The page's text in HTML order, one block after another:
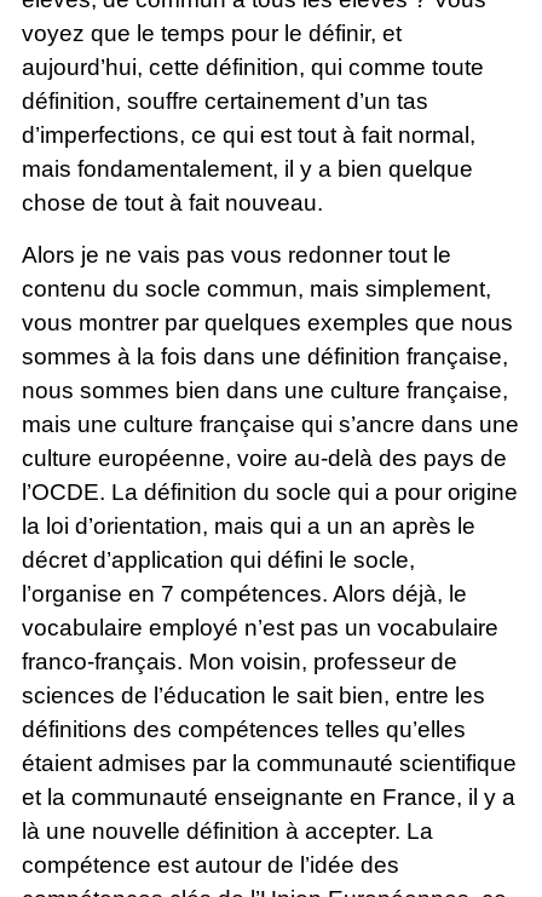
voyez que le temps pour le définir, et
aujourd’hui, cette définition, qui comme toute
définition, souffre certainement d’un tas
d’imperfections, ce qui est tout à fait normal,
mais fondamentalement, il y a bien quelque
chose de tout à fait nouveau.
Alors je ne vais pas vous redonner tout le
contenu du socle commun, mais simplement,
vous montrer par quelques exemples que nous
sommes à la fois dans une définition française,
nous sommes bien dans une culture française,
mais une culture française qui s’ancre dans une
culture européenne, voire au-delà des pays de
l’OCDE. La définition du socle qui a pour origine
la loi d’orientation, mais qui a un an après le
décret d’application qui défini le socle,
l’organise en 7 compétences. Alors déjà, le
vocabulaire employé n’est pas un vocabulaire
franco-français. Mon voisin, professeur de
sciences de l’éducation le sait bien, entre les
définitions des compétences telles qu’elles
étaient admises par la communauté scientifique
et la communauté enseignante en France, il y a
là une nouvelle définition à accepter. La
compétence est autour de l’idée des